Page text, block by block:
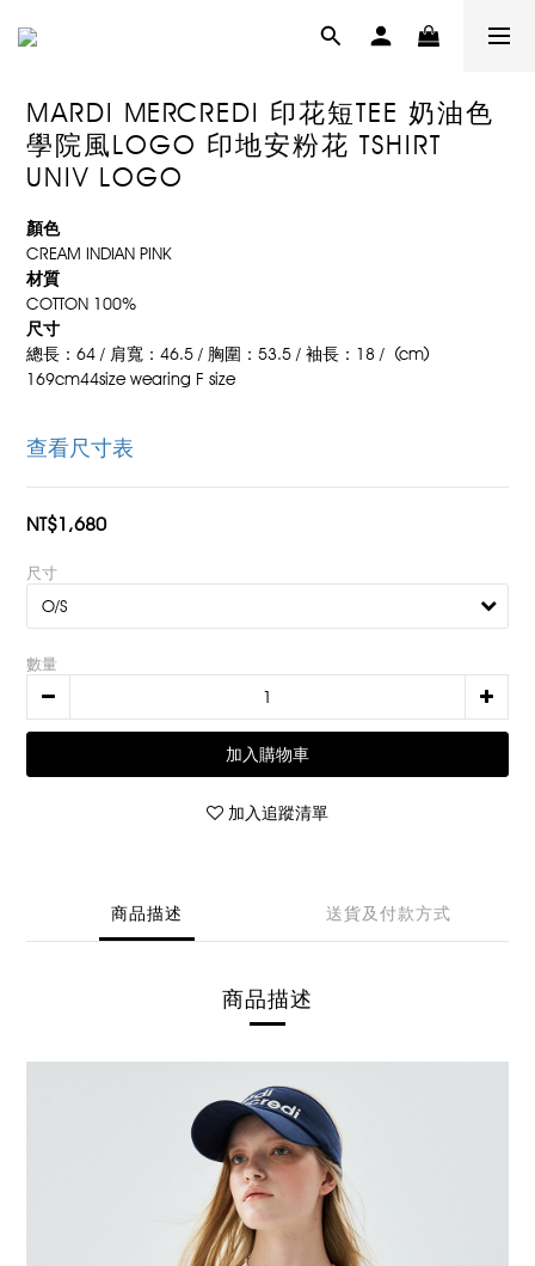
MARDI MERCREDI 印花短TEE 奶油色
學院風LOGO 印地安粉花 TSHIRT
UNIV LOGO
顏色
CREAM INDIAN PINK
材質
COTTON 100%
尺寸
總長：64 / 肩寬：46.5 / 胸圍：53.5 / 袖長：18 /  (cm)
169cm44size wearing F size
查看尺寸表
NT$1,680
尺寸
數量
加入購物車
加入追蹤清單
商品描述 送貨及付款方式
商品描述